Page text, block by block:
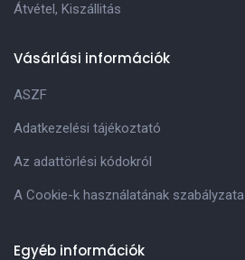
Átvétel, Kiszállitás
Vásárlási információk
ASZF
Adatkezelési tájékoztató
Az adattörlési kódokról
A Cookie-k használatának szabályzata
Egyéb információk